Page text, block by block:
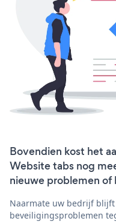
Bovendien kost het
Website tabs nog
nieuwe problemen of
Naarmate uw bedrijf
beveiligingsproblemen